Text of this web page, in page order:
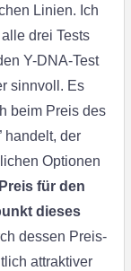
Linien. Ich
drei Tests
Y-DNA-Test
sinnvoll. Es
beim Preis des
handelt, der
Optionen
für den
dieses
dessen Preis-
attraktiver